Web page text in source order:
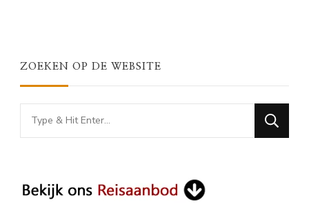
ZOEKEN OP DE WEBSITE
Looking
for